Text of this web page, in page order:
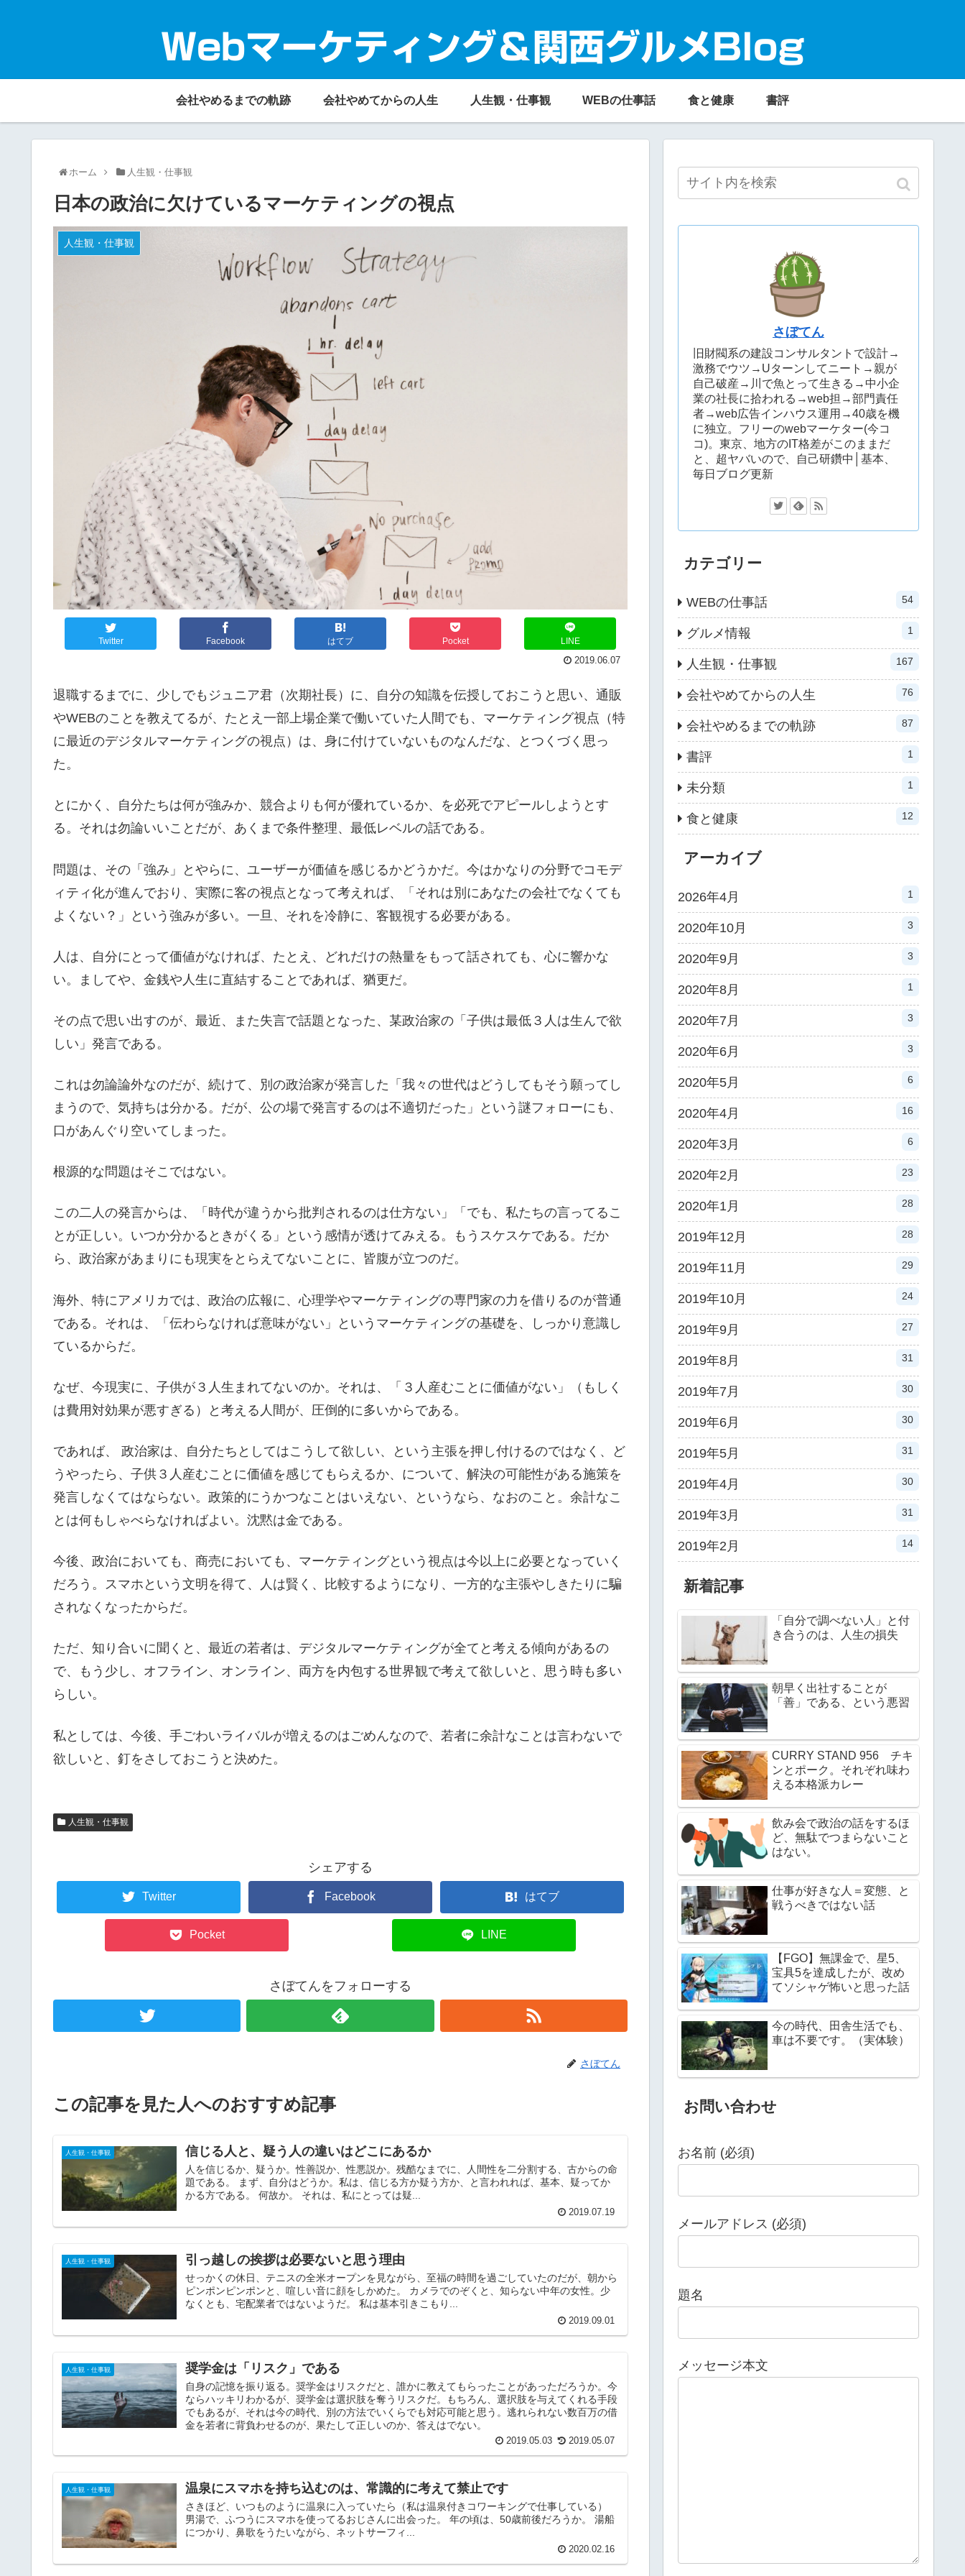
Webマーケティング＆関西グルメBlog
会社やめるまでの軌跡 会社やめてからの人生 人生観・仕事観 WEBの仕事話 食と健康 書評
ホーム 人生観・仕事観
日本の政治に欠けているマーケティングの視点
人生観・仕事観
Twitter Facebook はてブ Pocket
LINE
2019.06.07
退職するまでに、少しでもジュニア君（次期社長）に、自分の知識を伝授しておこうと思い、通販
やWEBのことを教えてるが、たとえ一部上場企業で働いていた人間でも、マーケティング視点（特
に最近のデジタルマーケティングの視点）は、身に付けていないものなんだな、とつくづく思っ
た。
とにかく、自分たちは何が強みか、競合よりも何が優れているか、を必死でアピールしようとす
る。それは勿論いいことだが、あくまで条件整理、最低レベルの話である。
問題は、その「強み」とやらに、ユーザーが価値を感じるかどうかだ。今はかなりの分野でコモデ
ィティ化が進んでおり、実際に客の視点となって考えれば、「それは別にあなたの会社でなくても
よくない？」という強みが多い。一旦、それを冷静に、客観視する必要がある。
人は、自分にとって価値がなければ、たとえ、どれだけの熱量をもって話されても、心に響かな
い。ましてや、金銭や人生に直結することであれば、猶更だ。
その点で思い出すのが、最近、また失言で話題となった、某政治家の「子供は最低３人は生んで欲
しい」発言である。
これは勿論論外なのだが、続けて、別の政治家が発言した「我々の世代はどうしてもそう願ってし
まうので、気持ちは分かる。だが、公の場で発言するのは不適切だった」という謎フォローにも、
口があんぐり空いてしまった。
根源的な問題はそこではない。
この二人の発言からは、「時代が違うから批判されるのは仕方ない」「でも、私たちの言ってるこ
とが正しい。いつか分かるときがくる」という感情が透けてみえる。もうスケスケである。だか
ら、政治家があまりにも現実をとらえてないことに、皆腹が立つのだ。
海外、特にアメリカでは、政治の広報に、心理学やマーケティングの専門家の力を借りるのが普通
である。それは、「伝わらなければ意味がない」というマーケティングの基礎を、しっかり意識し
ているからだ。
なぜ、今現実に、子供が３人生まれてないのか。それは、「３人産むことに価値がない」（もしく
は費用対効果が悪すぎる）と考える人間が、圧倒的に多いからである。
であれば、 政治家は、自分たちとしてはこうして欲しい、という主張を押し付けるのではなく、ど
うやったら、子供３人産むことに価値を感じてもらえるか、について、解決の可能性がある施策を
発言しなくてはならない。政策的にうかつなことはいえない、というなら、なおのこと。余計なこ
とは何もしゃべらなければよい。沈黙は金である。
今後、政治においても、商売においても、マーケティングという視点は今以上に必要となっていく
だろう。スマホという文明を得て、人は賢く、比較するようになり、一方的な主張やしきたりに騙
されなくなったからだ。
ただ、知り合いに聞くと、最近の若者は、デジタルマーケティングが全てと考える傾向があるの
で、もう少し、オフライン、オンライン、両方を内包する世界観で考えて欲しいと、思う時も多い
らしい。
私としては、今後、手ごわいライバルが増えるのはごめんなので、若者に余計なことは言わないで
欲しいと、釘をさしておこうと決めた。
人生観・仕事観
シェアする
Twitter Facebook はてブ
Pocket LINE
さぼてんをフォローする
さぼてん
この記事を見た人へのおすすめ記事
人生観・仕事観 信じる人と、疑う人の違いはどこにあるか
人を信じるか、疑うか。性善説か、性悪説か。残酷なまでに、人間性を二分割する、古からの命
題である。 まず、自分はどうか。私は、信じる方か疑う方か、と言われれば、基本、疑ってか
かる方である。 何故か。 それは、私にとっては疑...
2019.07.19
人生観・仕事観 引っ越しの挨拶は必要ないと思う理由
せっかくの休日、テニスの全米オープンを見ながら、至福の時間を過ごしていたのだが、朝から
ピンポンピンポンと、喧しい音に顔をしかめた。 カメラでのぞくと、知らない中年の女性。少
なくとも、宅配業者ではないようだ。 私は基本引きこもり...
2019.09.01
人生観・仕事観 奨学金は「リスク」である
自身の記憶を振り返る。奨学金はリスクだと、誰かに教えてもらったことがあっただろうか。今
ならハッキリわかるが、奨学金は選択肢を奪うリスクだ。もちろん、選択肢を与えてくれる手段
でもあるが、それは今の時代、別の方法でいくらでも対応可能と思う。逃れられない数百万の借
金を若者に背負わせるのが、果たして正しいのか、答えはでない。
2019.05.03 2019.05.07
人生観・仕事観 温泉にスマホを持ち込むのは、常識的に考えて禁止です
さきほど、いつものように温泉に入っていたら（私は温泉付きコワーキングで仕事している）
男湯で、ふつうにスマホを使ってるおじさんに出会った。 年の頃は、50歳前後だろうか。 湯船
につかり、鼻歌をうたいながら、ネットサーフィ...
2020.02.16
さぼてん
旧財閥系の建設コンサルタントで設計→
激務でウツ→Uターンしてニート→親が
自己破産→川で魚とって生きる→中小企
業の社長に拾われる→web担→部門責任
者→web広告インハウス運用→40歳を機
に独立。フリーのwebマーケター(今コ
コ)。東京、地方のIT格差がこのままだ
と、超ヤバいので、自己研鑽中│基本、
毎日ブログ更新
カテゴリー
WEBの仕事話 54
グルメ情報 1
人生観・仕事観 167
会社やめてからの人生 76
会社やめるまでの軌跡 87
書評 1
未分類 1
食と健康 12
アーカイブ
2026年4月 1
2020年10月 3
2020年9月 3
2020年8月 1
2020年7月 3
2020年6月 3
2020年5月 6
2020年4月 16
2020年3月 6
2020年2月 23
2020年1月 28
2019年12月 28
2019年11月 29
2019年10月 24
2019年9月 27
2019年8月 31
2019年7月 30
2019年6月 30
2019年5月 31
2019年4月 30
2019年3月 31
2019年2月 14
新着記事
「自分で調べない人」と付
き合うのは、人生の損失
朝早く出社することが
「善」である、という悪習
CURRY STAND 956 チキ
ンとポーク。それぞれ味わ
える本格派カレー
飲み会で政治の話をするほ
ど、無駄でつまらないこと
はない。
仕事が好きな人＝変態、と
戦うべきではない話
【FGO】無課金で、星5、
宝具5を達成したが、改め
てソシャゲ怖いと思った話
今の時代、田舎生活でも、
車は不要です。（実体験）
お問い合わせ
お名前 (必須)
メールアドレス (必須)
題名
メッセージ本文